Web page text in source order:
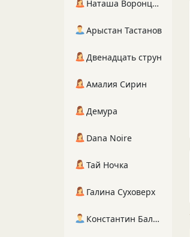
Наташа Воронцова
Арыстан Тастанов
Двенадцать струн
Амалия Сирин
Демура
Dana Noire
Тай Ночка
Галина Суховерх
Константин Балухта